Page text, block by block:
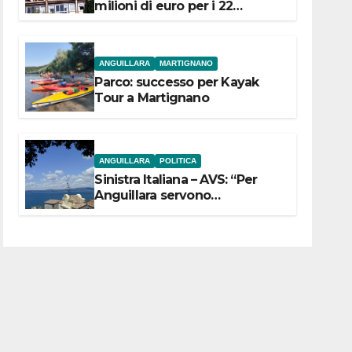
milioni di euro per i 22
ANGUILLARA MARTIGNANO
Parco: successo per Kayak
Tour a Martignano
ANGUILLARA POLITICA
Sinistra Italiana – AVS: “Per
Anguillara servono